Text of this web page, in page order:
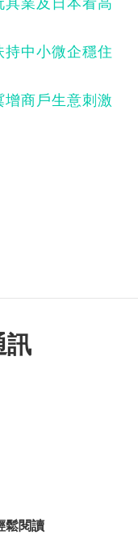
中小微企穩住
商戶生意刺激
訊
鬆閱讀